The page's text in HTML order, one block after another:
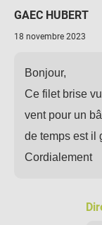
GAEC HUBERT
18 novembre 2023
Bonjour,
Ce filet brise
vent pour un
de temps est il
Cordialement